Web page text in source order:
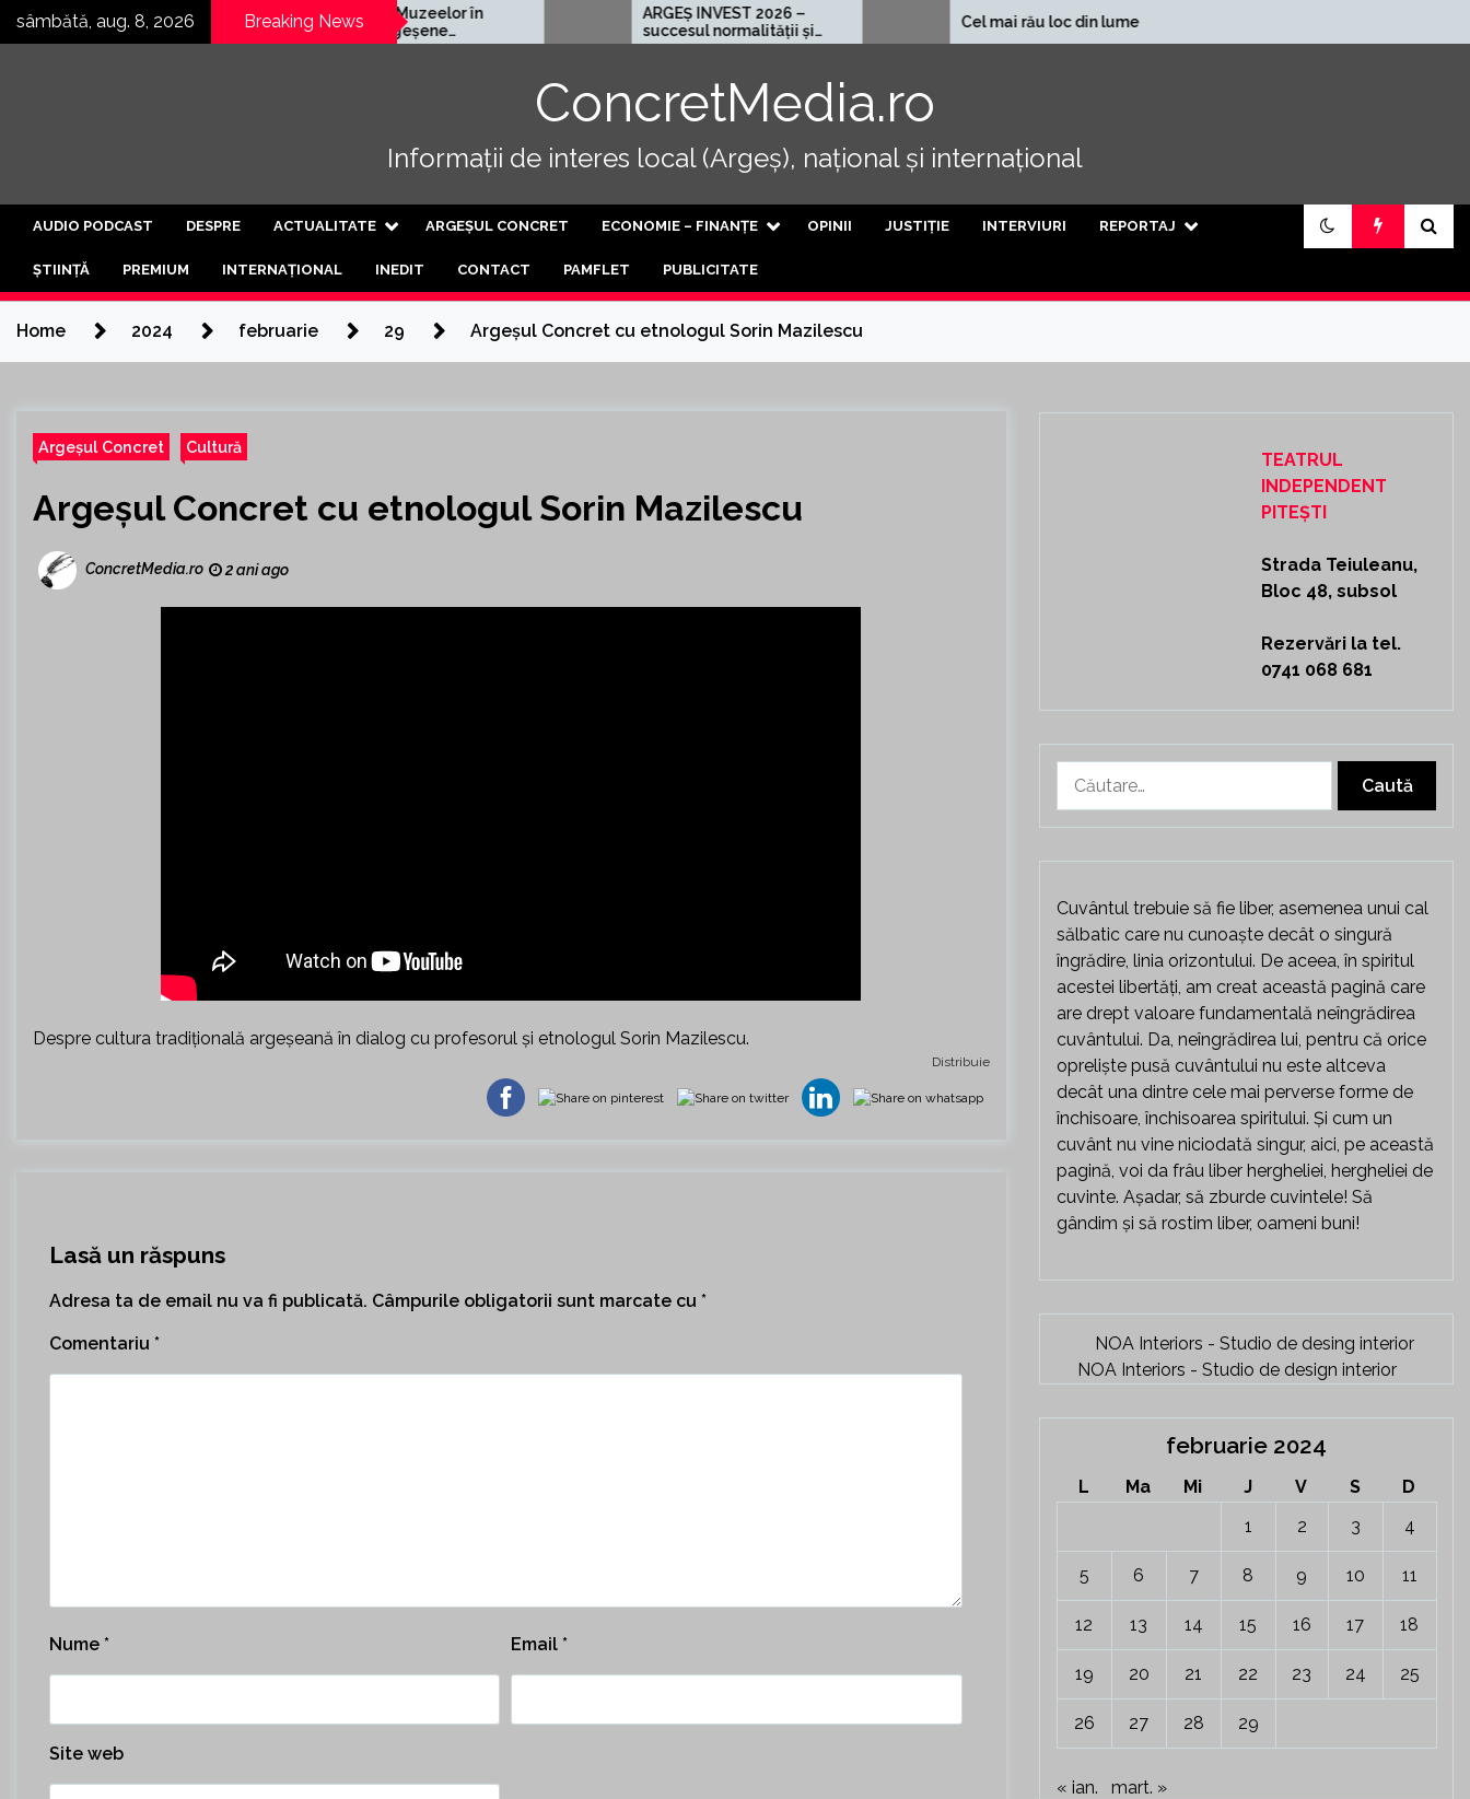
Skipsâmbătă, aug. 8, 2026 Breaking News
deschis a
din Curtea
Noaptea Muzeelor în
satele argeșene
Mârghia de Jos și
ARGEȘ INVEST 2026 –
succesul normalității și
al progresului
Cel mai rău loc din lume
pensii din țară
ConcretMedia.ro
Informații de interes local (Argeș), național și internațional
AUDIO PODCAST DESPRE ACTUALITATE ARGEȘUL CONCRET ECONOMIE – FINANȚE OPINII JUSTIȚIE INTERVIURI REPORTAJ
ȘTIINȚĂ PREMIUM INTERNAȚIONAL INEDIT CONTACT PAMFLET PUBLICITATE
Home 2024 februarie 29 Argeșul Concret cu etnologul Sorin Mazilescu
Argeșul Concret Cultură
Argeșul Concret cu etnologul Sorin Mazilescu
ConcretMedia.ro 2 ani ago
Despre cultura tradițională argeșeană în dialog cu profesorul și etnologul Sorin Mazilescu.
Distribuie
Lasă un răspuns
Adresa ta de email nu va fi publicată. Câmpurile obligatorii sunt marcate cu *
Comentariu *
Nume * Email*
Site web
TEATRUL
INDEPENDENT
PITEȘTI
Strada Teiuleanu,
Bloc 48, subsol
Rezervări la tel.
0741 068 681
după:
Cuvântul trebuie să fie liber, asemenea unui cal
sălbatic care nu cunoaște decât o singură
îngrădire, linia orizontului. De aceea, în spiritul
acestei libertăți, am creat această pagină care
are drept valoare fundamentală neîngrădirea
cuvântului. Da, neîngrădirea lui, pentru că orice
opreliște pusă cuvântului nu este altceva
decât una dintre cele mai perverse forme de
închisoare, închisoarea spiritului. Și cum un
cuvânt nu vine niciodată singur, aici, pe această
pagină, voi da frâu liber hergheliei, hergheliei de
cuvinte. Așadar, să zburde cuvintele! Să
gândim și să rostim liber, oameni buni!
NOA Interiors - Studio de design interior
februarie 2024
L Ma Mi J V S
D
1
2 3 4
5 6 7 8 9 10 11
12 13 14 15 16 17 18
19 20 21 22 23 24 25
26 27 28 29
« ian. mart. »